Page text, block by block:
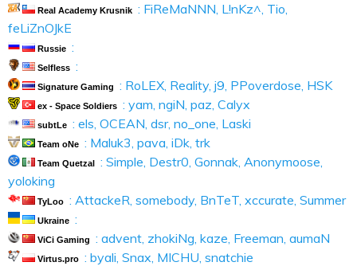
Real Academy Krusnik : FiReMaNNN, L!nKz^, Tio,
feLiZnOJkE
Russie :
Selfless :
Signature Gaming : RoLEX, Reality, j9, PPoverdose, HSK
ex - Space Soldiers : yam, ngiN, paz, Calyx
subtLe : els, OCEAN, dsr, no_one, Laski
Team oNe : Maluk3, pava, iDk, trk
Team Quetzal : Simple, Destr0, Gonnak, Anonymoose,
yoloking
TyLoo : AttackeR, somebody, BnTeT, xccurate, Summer
Ukraine :
ViCi Gaming : advent, zhokiNg, kaze, Freeman, aumaN
Virtus.pro : byali, Snax, MICHU, snatchie